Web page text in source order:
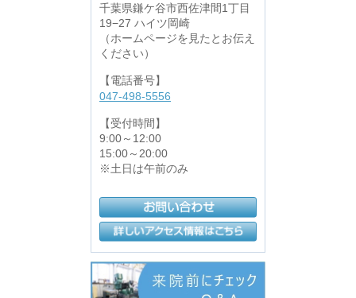
千葉県鎌ケ谷市西佐津間1丁目
19−27 ハイツ岡崎
（ホームページを見たとお伝え
ください）
【電話番号】
047-498-5556
【受付時間】
9:00～12:00
15:00～20:00
※土日は午前のみ